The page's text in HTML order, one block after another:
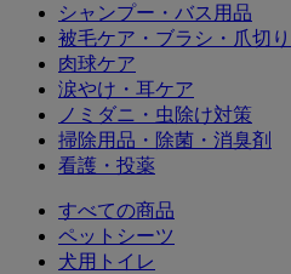
シャンプー・バス用品
被毛ケア・ブラシ・爪切り
肉球ケア
涙やけ・耳ケア
ノミダニ・虫除け対策
掃除用品・除菌・消臭剤
看護・投薬
すべての商品
ペットシーツ
犬用トイレ